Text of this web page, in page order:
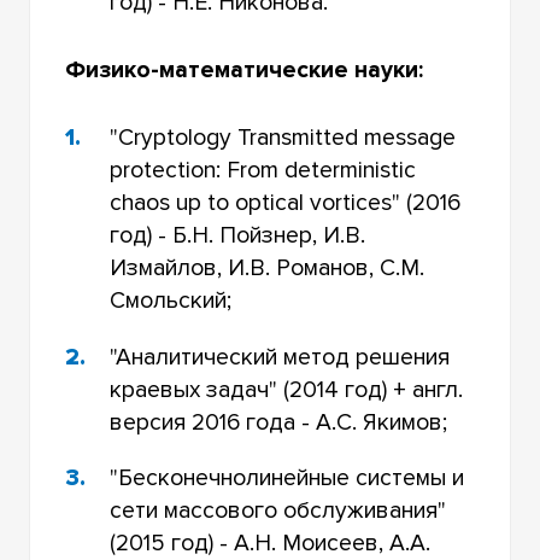
Физико-математические науки:
"Cryptology Transmitted message
protection: From deterministic
chaos up to optical vortices" (2016
год) - Б.Н. Пойзнер, И.В.
Измайлов, И.В. Романов, С.М.
Смольский;
"Аналитический метод решения
краевых задач" (2014 год) + англ.
версия 2016 года - А.С. Якимов;
"Бесконечнолинейные системы и
сети массового обслуживания"
(2015 год) - А.Н. Моисеев, А.А.